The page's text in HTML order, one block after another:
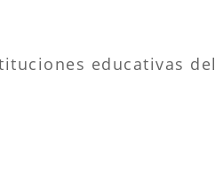
educativas del